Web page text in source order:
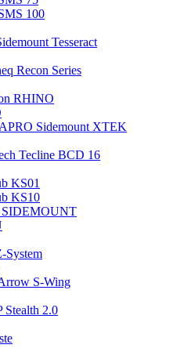
100
Tesseract
Recon Series
RHINO
Sidemount XTEK
Tecline BCD 16
KS01
KS10
System
S-Wing
Stealth 2.0